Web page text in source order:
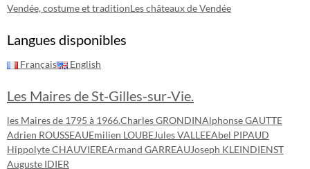
Vendée, costume et traditionLes châteaux de Vendée
Langues disponibles
Français English
Les Maires de St-Gilles-sur-Vie.
les Maires de 1795 à 1966.Charles GRONDINAlphonse GAUTTE
Adrien ROUSSEAUEmilien LOUBEJules VALLEEAbel PIPAUD
Hippolyte CHAUVIEREArmand GARREAUJoseph KLEINDIENST
Auguste IDIER